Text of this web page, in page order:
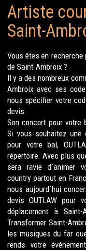
Artiste
Saint-
Vous êtes en
de Saint-Ambroix ?
Il y a des nombreux
Ambroix avec ses
nous spécifier votre
devis.
Son concert pour votre
Si vous souhaitez une
pour votre bal,
répertoire. Avec plus
sera ravie d´animer
country partout en
nous aujourd´hui
devis OUTLAW pour
déplacement à
Transformer Saint-
les musiques du far
rends votre